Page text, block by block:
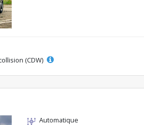
(CDW)
Automatique